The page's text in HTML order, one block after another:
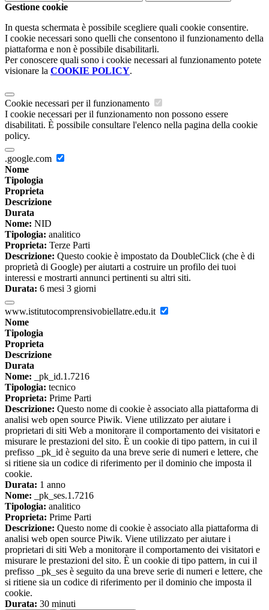
Gestione cookie
In questa schermata è possibile scegliere quali cookie consentire.
I cookie necessari sono quelli che consentono il funzionamento della
piattaforma e non è possibile disabilitarli.
Per conoscere quali sono i cookie necessari al funzionamento potete
visionare la COOKIE POLICY.
Cookie necessari per il funzionamento
I cookie necessari per il funzionamento non possono essere
disabilitati. È possibile consultare l'elenco nella pagina della cookie
policy.
.google.com
Nome
Tipologia
Proprieta
Descrizione
Durata
Nome: NID
Tipologia: analitico
Proprieta: Terze Parti
Descrizione: Questo cookie è impostato da DoubleClick (che è di
proprietà di Google) per aiutarti a costruire un profilo dei tuoi
interessi e mostrarti annunci pertinenti su altri siti.
Durata: 6 mesi 3 giorni
www.istitutocomprensivobiellatre.edu.it
Nome
Tipologia
Proprieta
Descrizione
Durata
Nome: _pk_id.1.7216
Tipologia: tecnico
Proprieta: Prime Parti
Descrizione: Questo nome di cookie è associato alla piattaforma di
analisi web open source Piwik. Viene utilizzato per aiutare i
proprietari di siti Web a monitorare il comportamento dei visitatori e
misurare le prestazioni del sito. È un cookie di tipo pattern, in cui il
prefisso _pk_id è seguito da una breve serie di numeri e lettere, che
si ritiene sia un codice di riferimento per il dominio che imposta il
cookie.
Durata: 1 anno
Nome: _pk_ses.1.7216
Tipologia: analitico
Proprieta: Prime Parti
Descrizione: Questo nome di cookie è associato alla piattaforma di
analisi web open source Piwik. Viene utilizzato per aiutare i
proprietari di siti Web a monitorare il comportamento dei visitatori e
misurare le prestazioni del sito. È un cookie di tipo pattern, in cui il
prefisso _pk_ses è seguito da una breve serie di numeri e lettere, che
si ritiene sia un codice di riferimento per il dominio che imposta il
cookie.
Durata: 30 minuti